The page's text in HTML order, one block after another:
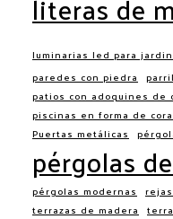
luminarias led para
paredes con piedra
patios con adoquines de
piscinas en forma de
Puertas metálicas
pérgolas
pérgolas modernas
terrazas de madera